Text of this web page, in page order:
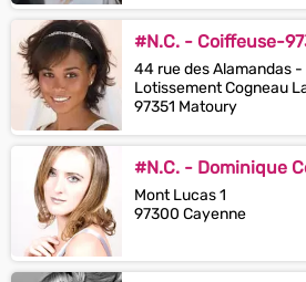
#N.C. - Coiffeuse-
44 rue des Alamandas -
Lotissement Cogneau
97351 Matoury
#N.C. - Dominique
Mont Lucas 1
97300 Cayenne